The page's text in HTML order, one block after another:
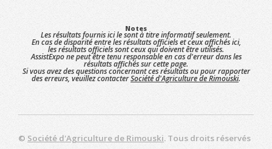
Notes
Les résultats fournis ici le sont à titre informatif seulement.
En cas de disparité entre les résultats officiels et ceux affichés ici,
les résultats officiels sont ceux qui doivent être utilisés.
AssistExpo ne peut être tenu responsable en cas d'erreur dans les
résultats affichés sur cette page.
Si vous avez des questions concernant ces résultats ou pour rapporter
des erreurs, veuillez contacterSociété d'Agriculture de Rimouski.
© Société d'Agriculture de Rimouski. Tous droits réservés